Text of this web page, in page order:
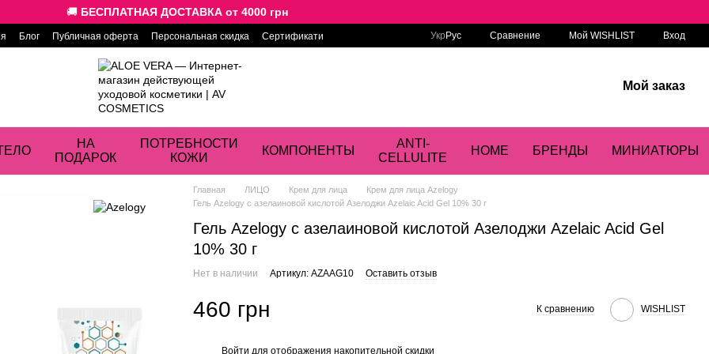
🚚 БЕСПЛАТНАЯ ДОСТАВКА от 4000 грн
Блог Публичная оферта Персональная скидка Сертификати Укр Рус Сравнение Мой WISHLIST Вход
Мой заказ
НА
ПОДАРОК
ПОТРЕБНОСТИ
КОЖИ
КОМПОНЕНТЫ
ANTI-
CELLULITE
HOME БРЕНДЫ МИНИАТЮРЫ
Главная ЛИЦО Крем для лица
Крем для лица Azelogy
Гель Azelogy с азелаиновой кислотой Азелоджи Azelaic Acid Gel 10% 30 г
Гель Azelogy с азелаиновой кислотой Азелоджи Azelaic Acid Gel
10% 30 г
Нет в наличии Артикул: AZAAG10 Оставить отзыв
460 грн К сравнению WISHLIST
Войти для отображения накопительной скидки